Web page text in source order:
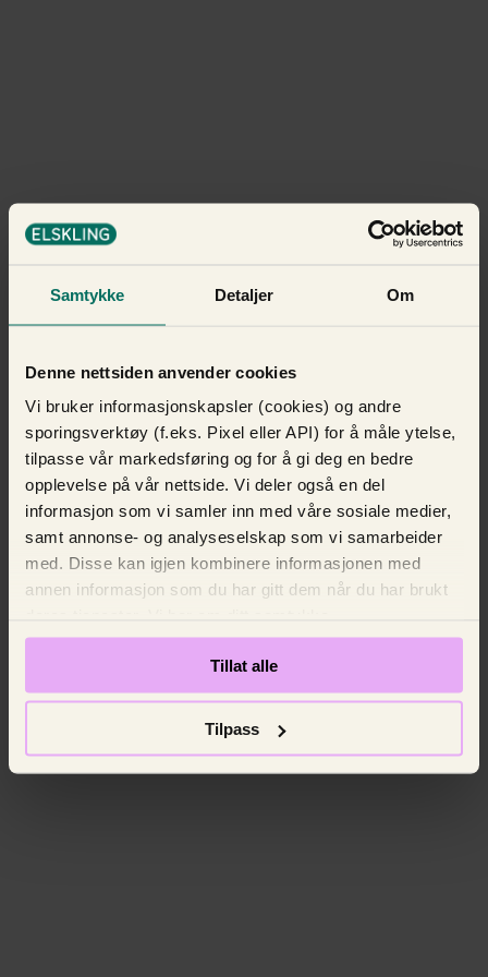
Samtykke Detaljer Om
Denne nettsiden anvender cookies
Vi bruker informasjonskapsler (cookies) og andre
sporingsverktøy (f.eks. Pixel eller API) for å måle ytelse,
tilpasse vår markedsføring og for å gi deg en bedre
opplevelse på vår nettside. Vi deler også en del
informasjon som vi samler inn med våre sosiale medier,
samt annonse- og analyseselskap som vi samarbeider
med. Disse kan igjen kombinere informasjonen med
annen informasjon som du har gitt dem når du har brukt
Tillat alle
Tilpass